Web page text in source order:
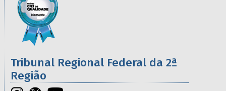
Tribunal Regional Federal da 2ª
Região